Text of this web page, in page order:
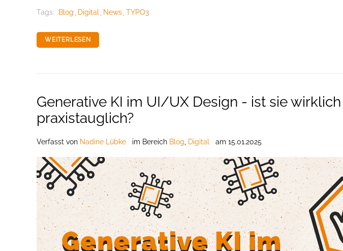
Tags: Blog Digital News TYPO3
WEITERLESEN
Generative KI im UI/UX Design - ist sie wirklich
praxistauglich?
Verfasst von Nadine Lübke im Bereich Blog Digital am 15.01.2025